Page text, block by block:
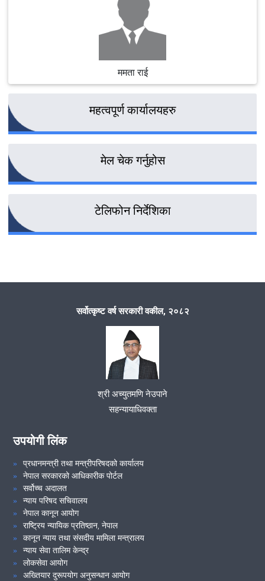
मिति २०७९।१०।१३ गते समुदायमा सरकारी वकील
अन्तरक्रिया कार्यक्रम सम्पन्न ।
जिल्ला सरकारी वकील कार्यालय, ओखलढुंगाको नवनिर्मित
भवन माननीय महान्यायाधिवक्ता श्री खम्मबहादुर
खातीज्यूबाट उदघाटन सम्पन्न ।
मिति २०७८।०८।१७ गते समुदायमा सरकारी वकील
अन्तरक्रिया कार्यक्रम सम्पन्न गरियो ।
२०७७/०२/१९ गते समन्वय समितिको बैठक सम्पन्न
ममता राई
महत्वपूर्ण कार्यालयहरु
मेल चेक गर्नुहोस
टेलिफोन निर्देशिका
सर्वोत्कृष्ट वर्ष सरकारी वकील, २०८२
श्री अच्युतमणि नेउपाने
सहन्यायाधिवक्ता
उपयोगी लिंक
प्रधानमन्त्री तथा मन्त्रीपरिषदको कार्यालय
नेपाल सरकारको आधिकारीक पोर्टल
सर्वोच्च अदालत
न्याय परिषद सचिवालय
नेपाल कानून आयोग
राष्ट्रिय न्यायिक प्रतिष्ठान, नेपाल
कानून न्याय तथा संसदीय मामिला मन्त्रालय
न्याय सेवा तालिम केन्द्र
लोकसेवा आयोग
अख्तियार दुरूपयोग अनुसन्धान आयोग